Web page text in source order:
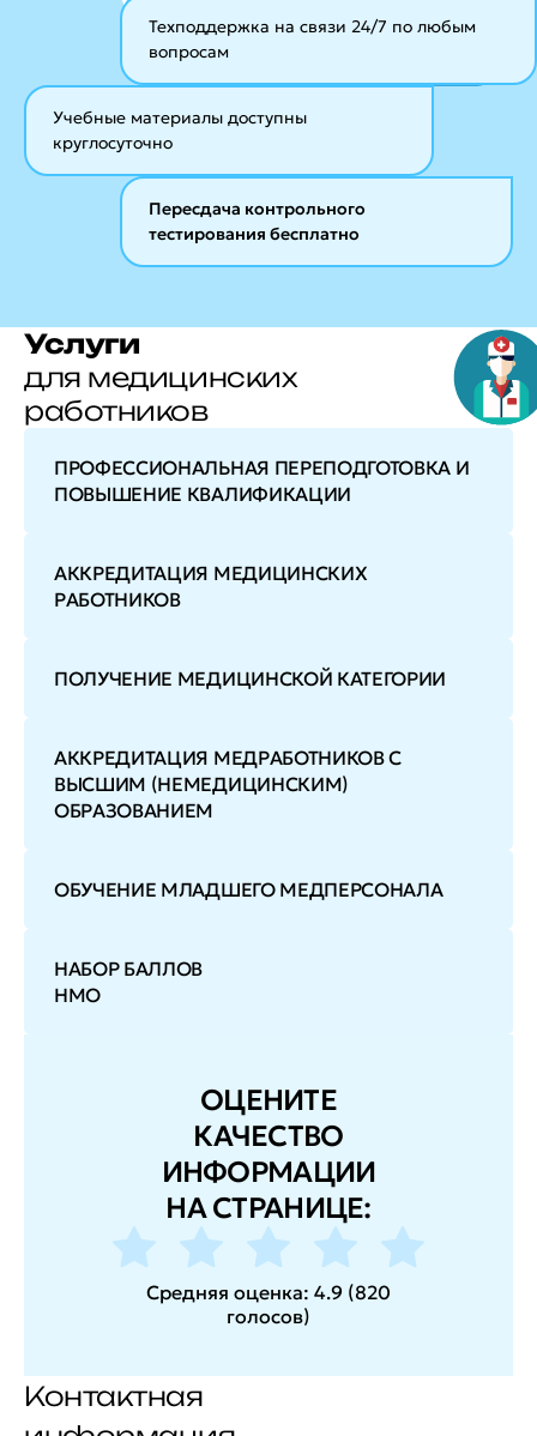
Техподдержка на связи 24/7 по любым
вопросам
Учебные материалы доступны
круглосуточно
Пересдача контрольного
тестирования бесплатно
Услуги
для медицинских
работников
ПРОФЕССИОНАЛЬНАЯ ПЕРЕПОДГОТОВКА И
ПОВЫШЕНИЕ КВАЛИФИКАЦИИ
АККРЕДИТАЦИЯ МЕДИЦИНСКИХ
РАБОТНИКОВ
ПОЛУЧЕНИЕ МЕДИЦИНСКОЙ КАТЕГОРИИ
АККРЕДИТАЦИЯ МЕДРАБОТНИКОВ С
ВЫСШИМ (НЕМЕДИЦИНСКИМ)
ОБРАЗОВАНИЕМ
ОБУЧЕНИЕ МЛАДШЕГО МЕДПЕРСОНАЛА
НАБОР БАЛЛОВ
НМО
ОЦЕНИТЕ
КАЧЕСТВО
ИНФОРМАЦИИ
НА СТРАНИЦЕ:
Средняя оценка: 4.9 (820
голосов)
Контактная